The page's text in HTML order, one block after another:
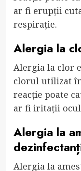
ar fi erupții
respirație.
Alergia la
Alergia la clor
clorul utilizat
reacție poate
ar fi iritații
Alergia la
Alergia la